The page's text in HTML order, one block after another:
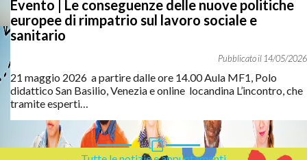
La riflessione sul dispositivo della
ricerca-azione
sulla sua evoluzione in Piemonte e le sfide future,cinque
cartoline illustratediffuse all'interno dei servizi e unalinea
del tempoin continua evoluzione.
Vai all'articolo
Evento | Le conseguenze delle nuove politiche
europee di rimpatrio sul lavoro sociale e
sanitario
14/05/2026
21 maggio 2026 a partire dalle ore 14.00 Aula MF1, Polo
didattico San Basilio, Venezia e online locandina L’incontro, che
tramite esperti…